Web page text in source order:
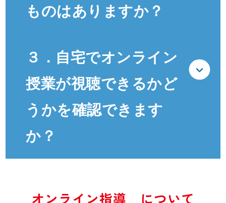
ものはありますか？
３．自宅でオンライン
授業が視聴できるかど
うかを確認できます
か？
オンライン指導 について